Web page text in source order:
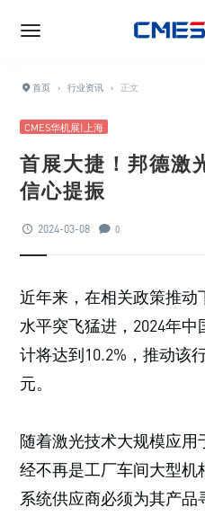
首页 › 行业资讯 › 正文
CMES华机展|上海
首展大捷！邦德激
信心提振
2024-03-08 0
近年来，在相关政策推动
水平突飞猛进，2024年
计将达到10.2%，推动该
元。
随着激光技术大规模应
经不再是工厂车间大型
系统供应商必须为其产